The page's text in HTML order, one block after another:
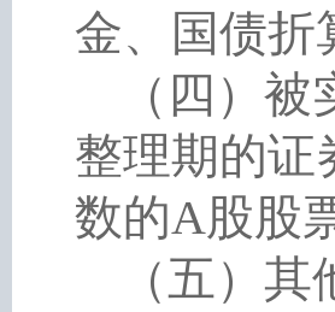
金、国债折
（四）
整理期的证
数的A股股
（五）